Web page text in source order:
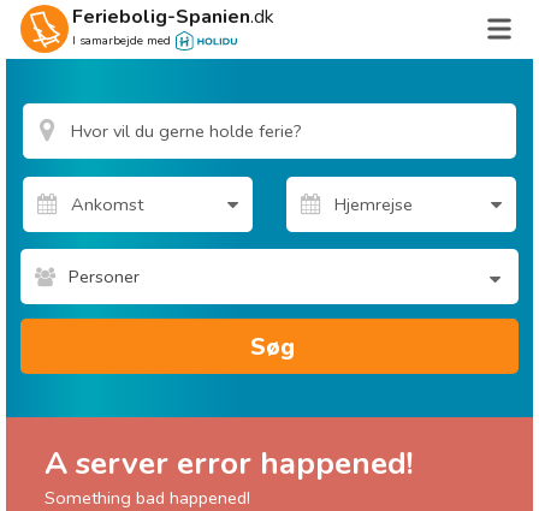
Feriebolig-Spanien.dk
I samarbejde med
Personer
Søg
A server error happened!
Something bad happened!